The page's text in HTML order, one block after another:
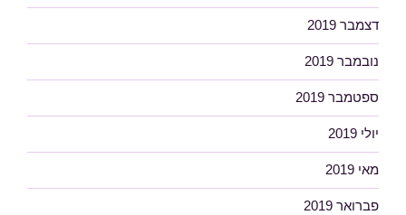
דצמבר 2019
נובמבר 2019
ספטמבר 2019
יולי 2019
מאי 2019
פברואר 2019